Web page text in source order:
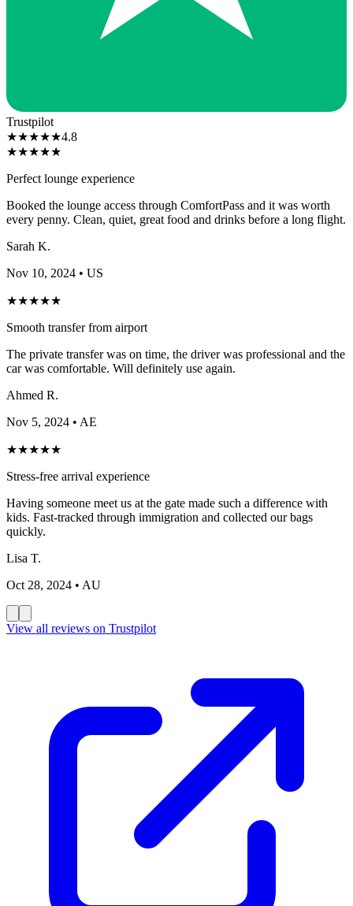
Trustpilot
★★★★★4.8
★★★★★
Perfect lounge experience
Booked the lounge access through ComfortPass and it was worth
every penny. Clean, quiet, great food and drinks before a long flight.
Sarah K.
Nov 10, 2024 • US
★★★★★
Smooth transfer from airport
The private transfer was on time, the driver was professional and the
car was comfortable. Will definitely use again.
Ahmed R.
Nov 5, 2024 • AE
★★★★★
Stress-free arrival experience
Having someone meet us at the gate made such a difference with
kids. Fast-tracked through immigration and collected our bags
quickly.
Lisa T.
Oct 28, 2024 • AU
View all reviews on Trustpilot